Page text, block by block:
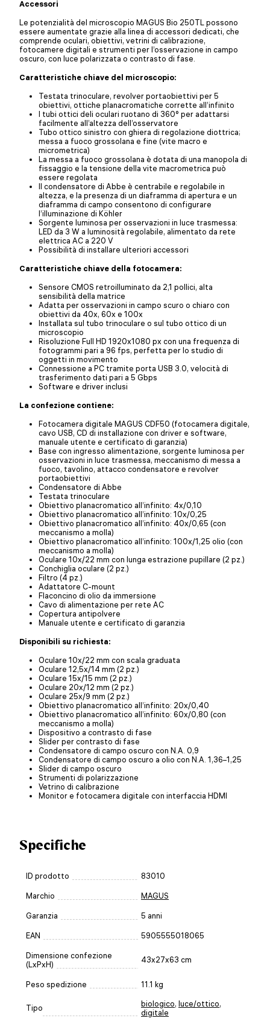
Accessori
Le potenzialità del microscopio MAGUS Bio 250TL possono
essere aumentate grazie alla linea di accessori dedicati, che
comprende oculari, obiettivi, vetrini di calibrazione,
fotocamere digitali e strumenti per l’osservazione in campo
oscuro, con luce polarizzata o contrasto di fase.
Caratteristiche chiave del microscopio:
Testata trinoculare, revolver portaobiettivi per 5
obiettivi, ottiche planacromatiche corrette all’infinito
I tubi ottici deli oculari ruotano di 360° per adattarsi
facilmente all’altezza dell’osservatore
Tubo ottico sinistro con ghiera di regolazione diottrica;
messa a fuoco grossolana e fine (vite macro e
micrometrica)
La messa a fuoco grossolana è dotata di una manopola di
fissaggio e la tensione della vite macrometrica può
essere regolata
Il condensatore di Abbe è centrabile e regolabile in
altezza, e la presenza di un diaframma di apertura e un
diaframma di campo consentono di configurare
l’illuminazione di Köhler
Sorgente luminosa per osservazioni in luce trasmessa:
LED da 3 W a luminosità regolabile, alimentato da rete
elettrica AC a 220 V
Possibilità di installare ulteriori accessori
Caratteristiche chiave della fotocamera:
Sensore CMOS retroilluminato da 2,1 pollici, alta
sensibilità della matrice
Adatta per osservazioni in campo scuro o chiaro con
obiettivi da 40x, 60x e 100x
Installata sul tubo trinoculare o sul tubo ottico di un
microscopio
Risoluzione Full HD 1920x1080 px con una frequenza di
fotogrammi pari a 96 fps, perfetta per lo studio di
oggetti in movimento
Connessione a PC tramite porta USB 3.0, velocità di
trasferimento dati pari a 5 Gbps
Software e driver inclusi
La confezione contiene:
Fotocamera digitale MAGUS CDF50 (fotocamera digitale,
cavo USB, CD di installazione con driver e software,
manuale utente e certificato di garanzia)
Base con ingresso alimentazione, sorgente luminosa per
osservazioni in luce trasmessa, meccanismo di messa a
fuoco, tavolino, attacco condensatore e revolver
portaobiettivi
Condensatore di Abbe
Testata trinoculare
Obiettivo planacromatico all’infinito: 4x/0,10
Obiettivo planacromatico all’infinito: 10x/0,25
Obiettivo planacromatico all’infinito: 40x/0,65 (con
meccanismo a molla)
Obiettivo planacromatico all’infinito: 100x/1,25 olio (con
meccanismo a molla)
Oculare 10x/22 mm con lunga estrazione pupillare (2 pz.)
Conchiglia oculare (2 pz.)
Filtro (4 pz.)
Adattatore C-mount
Flaconcino di olio da immersione
Cavo di alimentazione per rete AC
Copertura antipolvere
Manuale utente e certificato di garanzia
Disponibili su richiesta:
Oculare 10x/22 mm con scala graduata
Oculare 12,5x/14 mm (2 pz.)
Oculare 15x/15 mm (2 pz.)
Oculare 20x/12 mm (2 pz.)
Oculare 25x/9 mm (2 pz.)
Obiettivo planacromatico all’infinito: 20x/0,40
Obiettivo planacromatico all’infinito: 60x/0,80 (con
meccanismo a molla)
Dispositivo a contrasto di fase
Slider per contrasto di fase
Condensatore di campo oscuro con N.A. 0,9
Condensatore di campo oscuro a olio con N.A. 1,36–1,25
Slider di campo oscuro
Strumenti di polarizzazione
Vetrino di calibrazione
Monitor e fotocamera digitale con interfaccia HDMI
Specifiche
ID prodotto 83010
Marchio MAGUS
Garanzia 5 anni
EAN 5905555018065
Dimensione confezione
(LxPxH)
43x27x63 cm
Peso spedizione 11.1 kg
Tipo biologico, luce/ottico,
digitale